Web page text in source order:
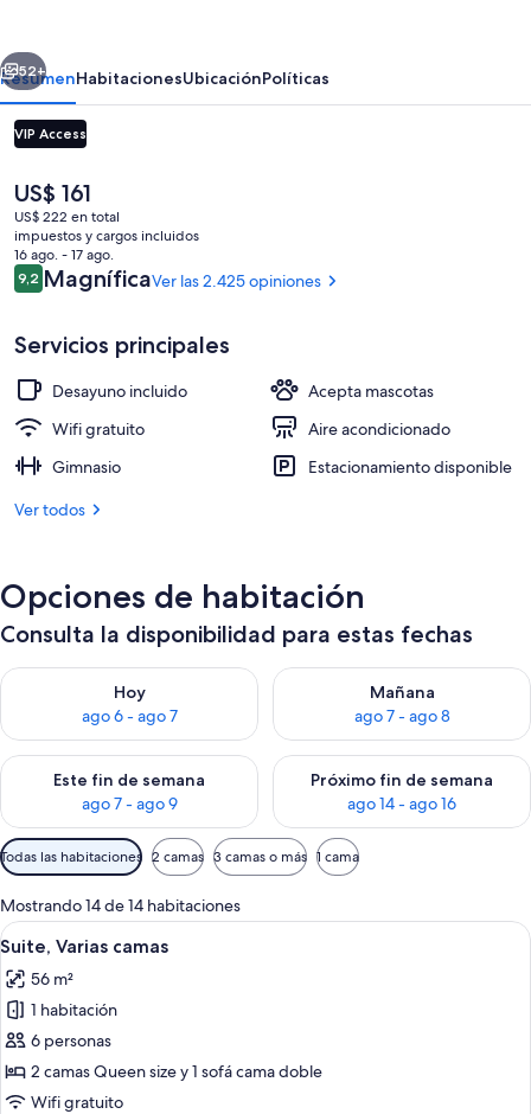
Suites
Fisherman's
Wharf
by
IHG
Siguiente
52+
ResumenHabitacionesUbicaciónPolíticas
VIP Access
El
precio
actual
es
de
US$ 161
US$ 161
US$ 222 en total
impuestos y cargos incluidos
16 ago. - 17 ago.
Opiniones
9,29,2 de 10
MagníficaVer las 2.425 opiniones
Servicios principales
Desayuno incluido
Acepta mascotas
Wifi gratuito
Aire acondicionado
Gimnasio
Estacionamiento disponible
Ver todos
Opciones de habitación
Consulta la disponibilidad para estas fechas
Hoy
ago 6 - ago 7
Consulta la disponibilidad para hoy ago 6 - ago 7
Mañana
ago 7 - ago 8
Consulta la disponibilidad
Este fin de semana
ago 7 - ago 9
Consulta la disponibilidad para este fin de semana ago 7 -
Próximo fin de semana
ago 14 - ago 16
Consulta la disponibilidad
Filtros
disponibles
para
las
habitaciones
Todas las habitaciones 2 camas 3 camas o más 1 cama
Mostrando 14 de 14 habitaciones
Ver
todas
las
fotos
de
Suite,
Varias
Un baño con inodoro, ducha con
9
Suite, Varias camas
56 m²
1 habitación
6 personas
2 camas Queen size y 1 sofá cama doble
Wifi gratuito